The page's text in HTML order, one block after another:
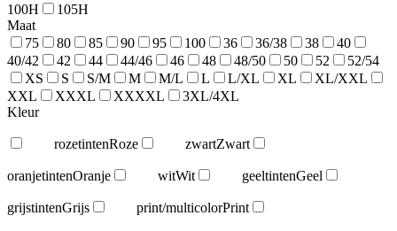
100H
105H
Maat
75
80 85 90 95 100 36 36/38 38
40
40/42
42 44 44/46 46 48 48/50 50 52
52/54
XS
S S/M M M/L L L/XL XL
XL/XXL
XXL
XXXL XXXXL
3XL/4XL
Kleur
rozetintenRoze zwartZwart
oranjetintenOranje witWit geeltintenGeel
grijstintenGrijs print/multicolorPrint